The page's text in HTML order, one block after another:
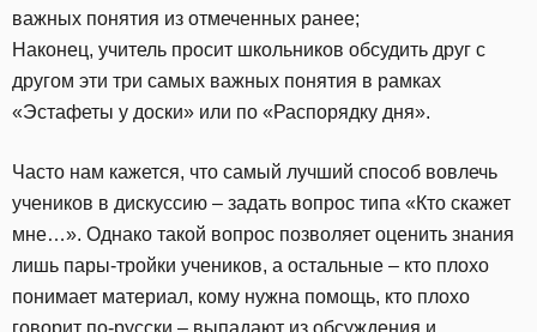
важных понятия из отмеченных ранее;
Наконец, учитель просит школьников обсудить друг с
другом эти три самых важных понятия в рамках
«Эстафеты у доски» или по «Распорядку дня».
Часто нам кажется, что самый лучший способ вовлечь
учеников в дискуссию – задать вопрос типа «Кто скажет
мне…». Однако такой вопрос позволяет оценить знания
лишь пары-тройки учеников, а остальные – кто плохо
понимает материал, кому нужна помощь, кто плохо